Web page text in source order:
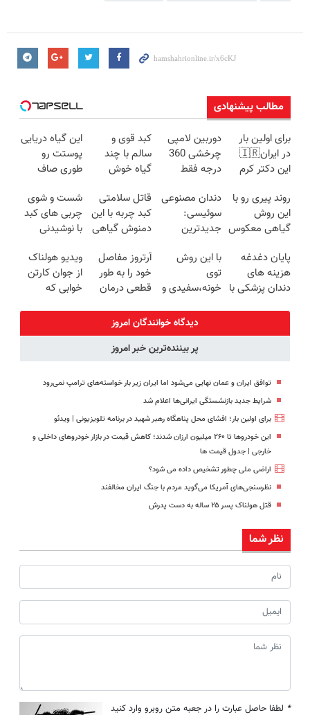
مطالب پیشنهادی
برای اولین بار
در ایران🇮🇷
این دکتر کرم
روزه ساخت!
دوربین لامپی
چرخشی 360
درجه فقط
🔥 پرداخت
درب منزل
کبد قوی و
سالم با چند
گیاه خوش
این گیاه دریایی
پوستت رو
طوری صاف
20سال جوون
شدی🔥
روند پیری رو با
این روش
گیاهی معکوس
دندان مصنوعی
سوئیسی:
جدیدترین
سبک و مقاوم |
پرداخت قسطی
قاتل سلامتی
کبد چربه با این
دمنوش گیاهی
شست و شوی
چربی های کبد
با نوشیدنی
پایان دغدغه
هزینه های
دندان پزشکی با
با این روش
توی
خونه،سفیدی و
برگردون
(40%off)
آرتروز مفاصل
خود را به طور
قطعی درمان
◗پرسش‌نامه◖
ویدیو هولناک
از جوان کارتن
خوابی که
دیدگاه خوانندگان امروز
پر بیننده‌ترین خبر امروز
توافق ایران و عمان نهایی می‌شود اما ایران زیر بار خواسته‌های ترامپ نمی‌رود
شرایط جدید بازنشستگی ایرانی‌ها اعلام شد
برای اولین بار؛ افشای محل پناهگاه‌ رهبر شهید در برنامه تلویزیونی | ویدئو
این خودروها تا ۲۶۰ میلیون ارزان شدند؛ کاهش قیمت در بازار خودروهای داخلی و
خارجی | جدول قیمت ها
اراضی ملی چطور تشخیص داده می شود؟
نظرسنجی‌های آمریکا می‌گوید مردم با جنگ ایران مخالفند
قتل هولناک پسر ۲۵ ساله‌ به دست پدرش
نظر شما
* لطفا حاصل عبارت را در جعبه متن روبرو وارد کنید